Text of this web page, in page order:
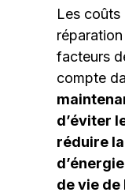
Les coûts
facteurs
compte
d’éviter
réduire
de vie de